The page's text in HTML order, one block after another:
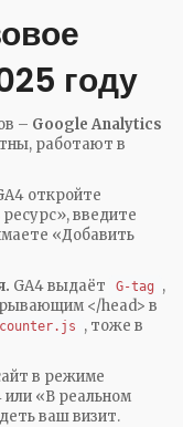
году
– Google Analytics
работают в
откройте
введите
«Добавить
GA4 выдаёт G‑tag
,
</head> в
counter.js , тоже в
в режиме
или «В реальном
ваш визит.